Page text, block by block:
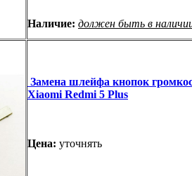
Наличие: должен быть в
Замена шлейфа кнопок
Xiaomi Redmi 5 Plus
Цена: уточнять